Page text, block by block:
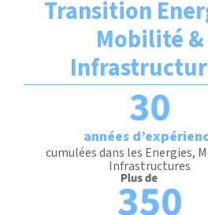
Transition
Mobilité &
années
cumulées dans les Energies,
Infrastructures